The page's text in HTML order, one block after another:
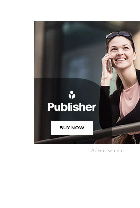
- Advertisement -